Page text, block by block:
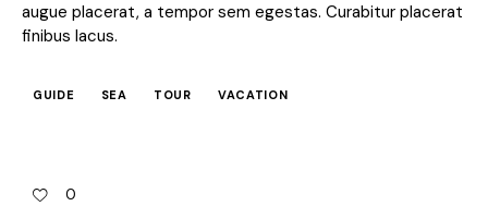
augue placerat, a tempor sem egestas. Curabitur placerat
finibus lacus.
GUIDE SEA TOUR VACATION
0